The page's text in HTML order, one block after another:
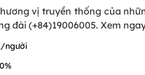
vị truyền thống của
đài (+84)19006005. Xem
người